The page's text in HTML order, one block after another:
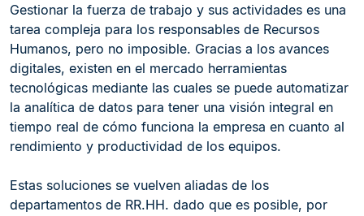
Gestionar la fuerza de trabajo y sus actividades es una
tarea compleja para los responsables de Recursos
Humanos, pero no imposible. Gracias a los avances
digitales, existen en el mercado herramientas
tecnológicas mediante las cuales se puede automatizar
la analítica de datos para tener una visión integral en
tiempo real de cómo funciona la empresa en cuanto al
rendimiento y productividad de los equipos.
Estas soluciones se vuelven aliadas de los
departamentos de RR.HH. dado que es posible, por